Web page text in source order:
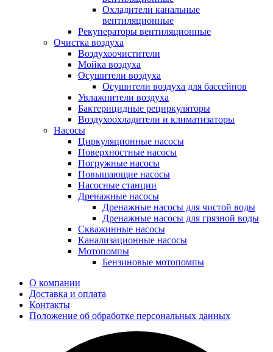
Охладители канальные
вентиляционные
Рекуператоры вентиляционные
Очистка воздуха
Воздухоочистители
Мойка воздуха
Осушители воздуха
Осушители воздуха для бассейнов
Увлажнители воздуха
Бактерицидные рециркуляторы
Воздухоохладители и климатизаторы
Насосы
Циркуляционные насосы
Поверхностные насосы
Погружные насосы
Повышающие насосы
Насосные станции
Дренажные насосы
Дренажные насосы для чистой воды
Дренажные насосы для грязной воды
Скважинные насосы
Канализационные насосы
Мотопомпы
Бензиновые мотопомпы
О компании
Доставка и оплата
Контакты
Положение об обработке персональных данных